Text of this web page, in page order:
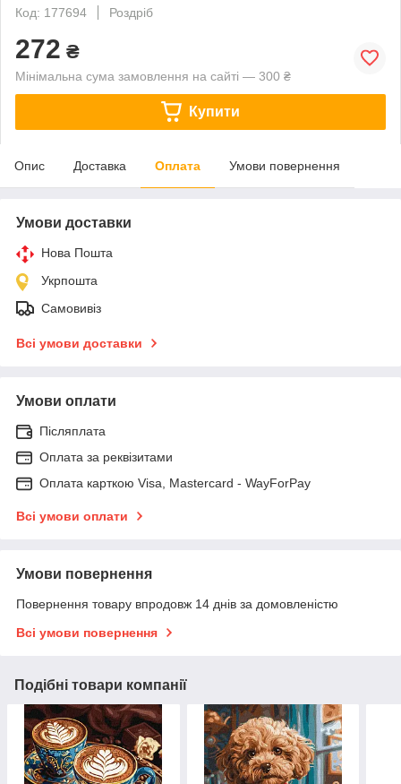
Код: 177694
Роздріб
272 ₴
Мінімальна сума замовлення на сайті — 300 ₴
Купити
Опис Доставка Оплата Умови повернення
Умови доставки
Нова Пошта
Укрпошта
Самовивіз
Всі умови доставки
Умови оплати
Післяплата
Оплата за реквізитами
Оплата карткою Visa, Mastercard - WayForPay
Всі умови оплати
Умови повернення
Повернення товару впродовж 14 днів за домовленістю
Всі умови повернення
Подібні товари компанії